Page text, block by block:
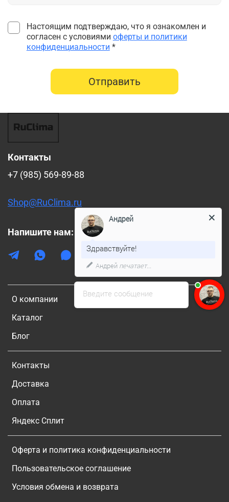
Настоящим подтверждаю, что я ознакомлен и
согласен с условиями оферты и политики
конфиденциальности *
Отправить
О компании
Каталог
Блог
Контакты
Доставка
Оплата
Яндекс Сплит
Оферта и политика конфиденциальности
Пользовательское соглашение
Условия обмена и возврата
Контакты
+7 (985) 569-89-88
Shop@RuClima.ru
Напишите нам:
Введите сообщение
Андрей
Здравствуйте!
Андрей печатает...